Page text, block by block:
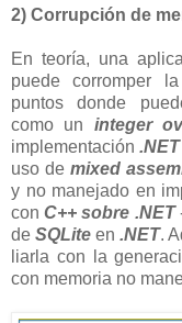
2) Corrupción de
En teoría, una
puede corromper
puntos donde
como un integer
implementación.NET
uso demixed
y no manejado en
conC++ sobre .NET
de SQLite en .NET.
liarla con la
con memoria no